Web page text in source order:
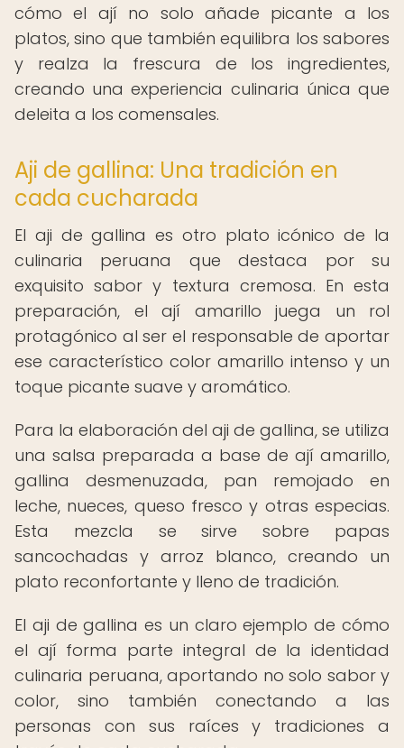
cómo el ají no solo añade picante a los
platos, sino que también equilibra los sabores
y realza la frescura de los ingredientes,
creando una experiencia culinaria única que
deleita a los comensales.
Aji de gallina: Una tradición en
cada cucharada
El aji de gallina es otro plato icónico de la
culinaria peruana que destaca por su
exquisito sabor y textura cremosa. En esta
preparación, el ají amarillo juega un rol
protagónico al ser el responsable de aportar
ese característico color amarillo intenso y un
toque picante suave y aromático.
Para la elaboración del aji de gallina, se utiliza
una salsa preparada a base de ají amarillo,
gallina desmenuzada, pan remojado en
leche, nueces, queso fresco y otras especias.
Esta mezcla se sirve sobre papas
sancochadas y arroz blanco, creando un
plato reconfortante y lleno de tradición.
El aji de gallina es un claro ejemplo de cómo
el ají forma parte integral de la identidad
culinaria peruana, aportando no solo sabor y
color, sino también conectando a las
personas con sus raíces y tradiciones a